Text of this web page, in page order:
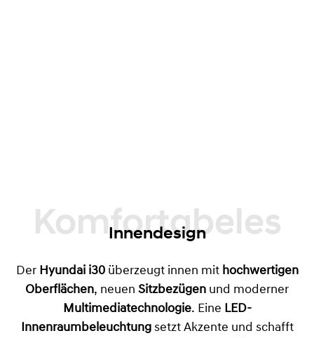
Komfortabeles
Innendesign
Der Hyundai i30überzeugt innen mit hochwertigen
Oberflächen, neuen Sitzbezügen und moderner
Multimediatechnologie. Eine LED-
Innenraumbeleuchtungsetzt Akzente und schafft